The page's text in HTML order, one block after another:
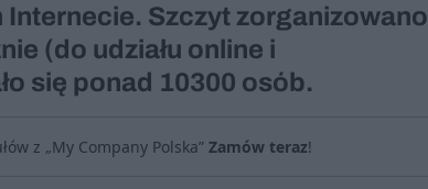
Internecie. Szczyt zorganizowano
(do udziału online i
się ponad 10300 osób.
z „My Company Polska” Zamów teraz!